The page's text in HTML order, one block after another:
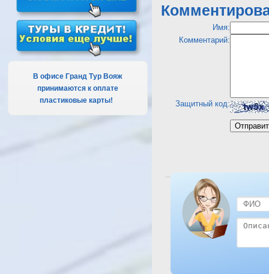
В офисе Гранд Тур Вояж
принимаются к оплате
пластиковые карты!
Имя:
Комментарий:
Защитный код:
Посмотреть отель